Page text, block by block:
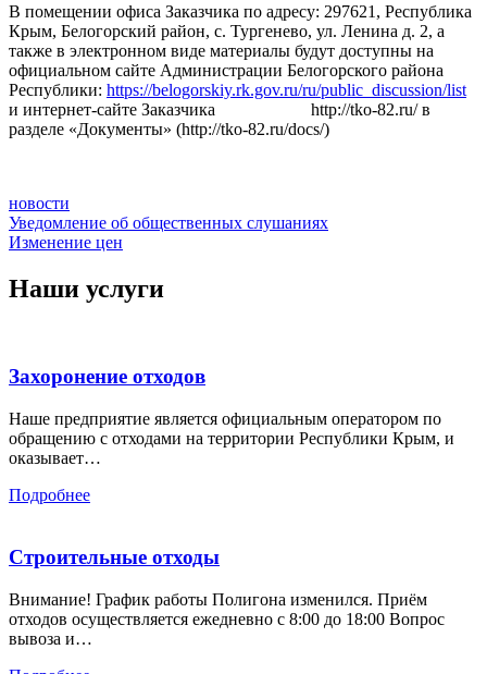
В помещении офиса Заказчика по адресу: 297621, Республика
Крым, Белогорский район, с. Тургенево, ул. Ленина д. 2, а
также в электронном виде материалы будут доступны на
официальном сайте Администрации Белогорского района
Республики: https://belogorskiy.rk.gov.ru/ru/public_discussion/list
и интернет-сайте Заказчика http://tko-82.ru/ в
разделе «Документы» (http://tko-82.ru/docs/)
новости
Навигация
по
записям
Уведомление об общественных слушаниях
Изменение цен
Наши услуги
Захоронение отходов
Наше предприятие является официальным оператором по
обращению с отходами на территории Республики Крым, и
оказывает…
Подробнее
Строительные отходы
Внимание! График работы Полигона изменился. Приём
отходов осуществляется ежедневно с 8:00 до 18:00 Вопрос
вывоза и…